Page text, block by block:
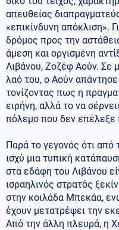
απευθείας
«επικίνδυνη απόκλιση».
δρόμος προς την
άμεση και οργισμένη
Λιβάνου, Ζοζέφ Αούν. Σε
λαό του, ο Αούν
τονίζοντας πως η
ειρήνη, αλλά το να
πόλεμο που δεν επέλεξε
Παρά το γεγονός ότι από
ισχύ μια τυπική
στα εδάφη του Λιβάνου
ισραηλινός στρατός
στην κοιλάδα Μπεκάα,
έχουν μετατρέψει την
Από την άλλη πλευρά, η